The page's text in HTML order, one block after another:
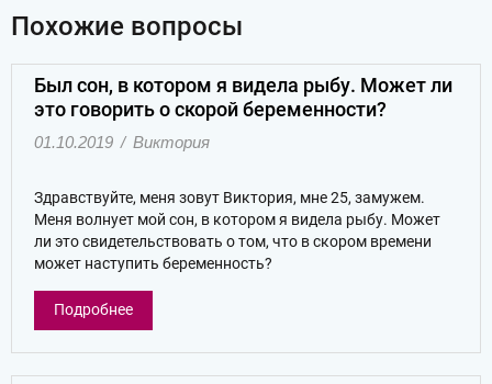
Похожие вопросы
Был сон, в котором я видела рыбу. Может ли
это говорить о скорой беременности?
01.10.2019 / Виктория
Здравствуйте, меня зовут Виктория, мне 25, замужем.
Меня волнует мой сон, в котором я видела рыбу. Может
ли это свидетельствовать о том, что в скором времени
может наступить беременность?
Подробнее